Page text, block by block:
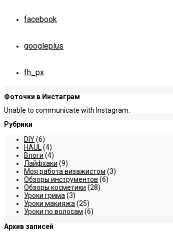
facebook
googleplus
fh_px
Фоточки в Инстаграм
Unable to communicate with Instagram.
Рубрики
DIY(6)
HAUL (4)
Влоги (4)
Лайфхаки (9)
Моя работа визажистом (3)
Обзоры инструментов (6)
Обзоры косметики (28)
Уроки грима (3)
Уроки макияжа (25)
Уроки по волосам (6)
Архив записей